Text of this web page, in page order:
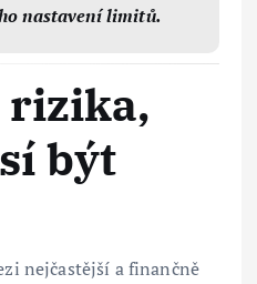
nastavení limitů.
rizika,
být
nejčastější a finančně